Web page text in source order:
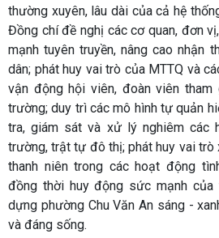
thường xuyên, lâu dài của cả hệ
Đồng chí đề nghị các cơ quan, đơn
mạnh tuyên truyền, nâng cao nhận
dân; phát huy vai trò của MTTQ và
vận động hội viên, đoàn viên
trường; duy trì các mô hình tự quản
tra, giám sát và xử lý nghiêm các
trường, trật tự đô thị; phát huy vai trò
thanh niên trong các hoạt động
đồng thời huy động sức mạnh của
dựng phường Chu Văn An sáng -
và đáng sống.